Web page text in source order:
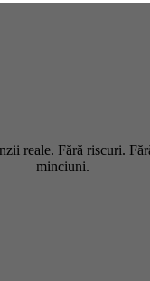
reale. Fără riscuri.
minciuni.